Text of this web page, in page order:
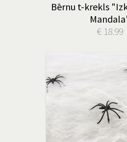
Bērnu t-krekls
€ 18.99